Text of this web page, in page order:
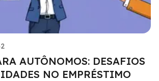
AUTÔNOMOS: DESAFIOS
NO EMPRÉSTIMO